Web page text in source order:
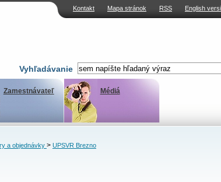
Kontakt Mapa stránok RSS English
Vyhľadávanie
Zamestnávateľ Médiá
a objednávky > UPSVR Brezno